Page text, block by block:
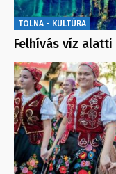
TOLNA - KULTÚRA
Felhívás víz